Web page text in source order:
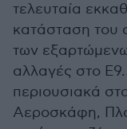
τελευταία
κατάσταση του
των
αλλαγές στο Ε9.
περιουσιακά
Αεροσκάφη,